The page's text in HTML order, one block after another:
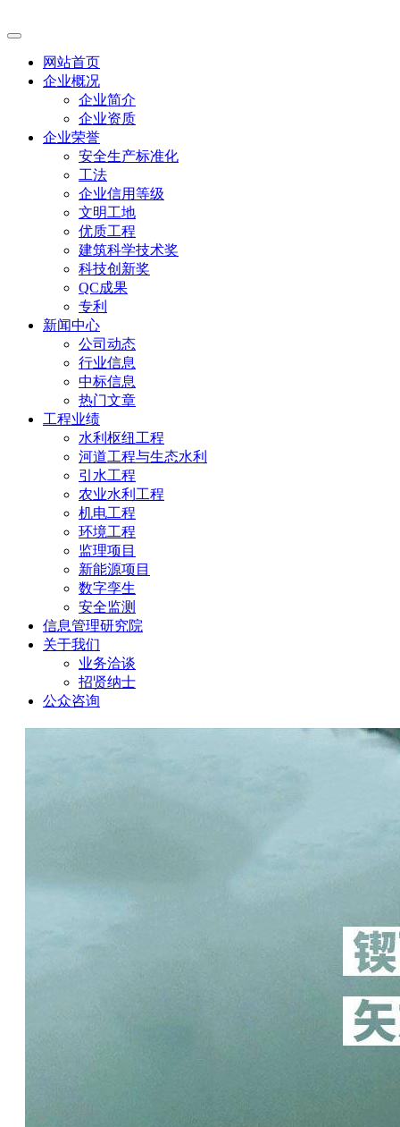
网站首页
企业概况
企业简介
企业资质
企业荣誉
安全生产标准化
工法
企业信用等级
文明工地
优质工程
建筑科学技术奖
科技创新奖
QC成果
专利
新闻中心
公司动态
行业信息
中标信息
热门文章
工程业绩
水利枢纽工程
河道工程与生态水利
引水工程
农业水利工程
机电工程
环境工程
监理项目
新能源项目
数字孪生
安全监测
信息管理研究院
关于我们
业务洽谈
招贤纳士
公众咨询